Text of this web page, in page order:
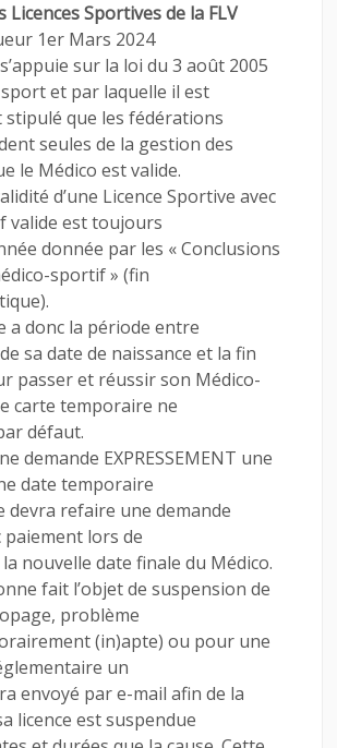
Licences Sportives de la FLV
1er Mars 2024
sur la loi du 3 août 2005
et par laquelle il est
stipulé que les fédérations
seules de la gestion des
le Médico est valide.
d’une Licence Sportive avec
valide est toujours
donnée par les « Conclusions
sportif » (fin
a donc la période entre
sa date de naissance et la fin
passer et réussir son Médico-
carte temporaire ne
défaut.
demande EXPRESSEMENT une
date temporaire
devra refaire une demande
paiement lors de
nouvelle date finale du Médico.
fait l’objet de suspension de
problème
(in)apte) ou pour une
un
envoyé par e-mail afin de la
licence est suspendue